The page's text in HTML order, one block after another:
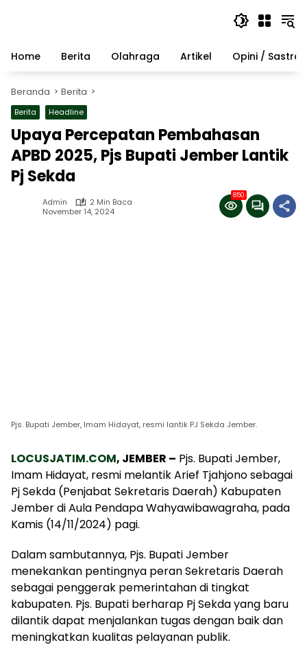
Home
Berita Olahraga Artikel Opini / Sastra
Beranda Berita
Berita Headline
Upaya Percepatan Pembahasan
APBD 2025, Pjs Bupati Jember Lantik
Pj Sekda
Admin
2 Min Baca
November 14, 2024
850
Pjs. Bupati Jember, Imam Hidayat, resmi lantik PJ Sekda Jember.
LOCUSJATIM.COM, JEMBER – Pjs. Bupati Jember,
Imam Hidayat, resmi melantik Arief Tjahjono sebagai
Pj Sekda (Penjabat Sekretaris Daerah) Kabupaten
Jember di Aula Pendapa Wahyawibawagraha, pada
Kamis (14/11/2024) pagi.
Dalam sambutannya, Pjs. Bupati Jember
menekankan pentingnya peran Sekretaris Daerah
sebagai penggerak pemerintahan di tingkat
kabupaten. Pjs. Bupati berharap Pj Sekda yang baru
dilantik dapat menjalankan tugas dengan baik dan
meningkatkan kualitas pelayanan publik.